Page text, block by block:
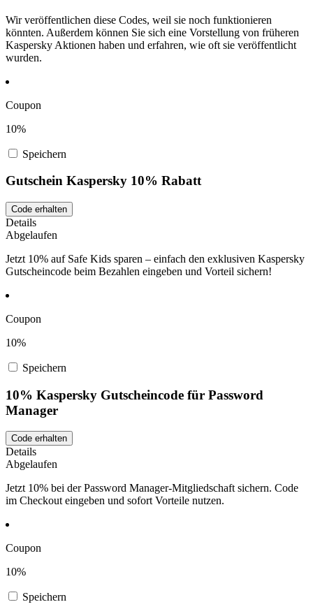
Wir veröffentlichen diese Codes, weil sie noch funktionieren
könnten. Außerdem können Sie sich eine Vorstellung von früheren
Kaspersky Aktionen haben und erfahren, wie oft sie veröffentlicht
wurden.
Coupon
10%
Speichern
Gutschein Kaspersky 10% Rabatt
Code erhalten
Details
Abgelaufen
Jetzt 10% auf Safe Kids sparen – einfach den exklusiven Kaspersky
Gutscheincode beim Bezahlen eingeben und Vorteil sichern!
Coupon
10%
Speichern
10% Kaspersky Gutscheincode für Password
Manager
Code erhalten
Details
Abgelaufen
Jetzt 10% bei der Password Manager-Mitgliedschaft sichern. Code
im Checkout eingeben und sofort Vorteile nutzen.
Coupon
10%
Speichern